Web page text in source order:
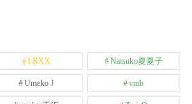
LRXX Natsuko夏夏子
Umeko J vmb